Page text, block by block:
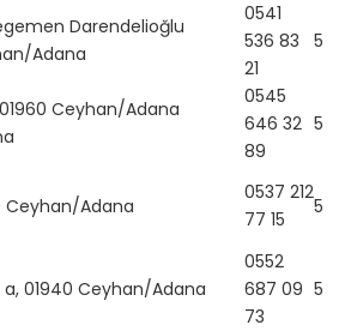
Darendelioğlu
Adana
0541
536 83
21
5
Ceyhan/Adana
0545
646 32
89
5
Ceyhan/Adana
0537 212
77 15
5
01940 Ceyhan/Adana
0552
687 09
73
5